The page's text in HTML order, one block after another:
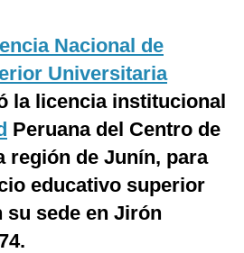
Nacional de
Universitaria
la licencia institucional
Peruana del Centro de
región de Junín, para
educativo superior
sede en Jirón